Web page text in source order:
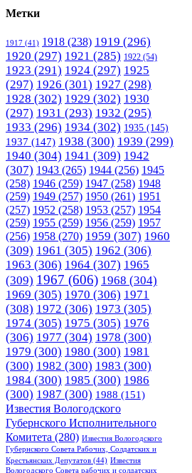
Метки
1917 (41) 1918 (238) 1919 (296)
1920 (297) 1921 (285) 1922 (54)
1923 (291) 1924 (297) 1925
(297) 1926 (301) 1927 (298)
1928 (302) 1929 (302) 1930
(297) 1931 (293) 1932 (295)
1933 (296) 1934 (302) 1935 (145)
1937 (147) 1938 (300) 1939 (299)
1940 (304) 1941 (309) 1942
(307) 1943 (265) 1944 (256) 1945
(258) 1946 (259) 1947 (258) 1948
(259) 1949 (257) 1950 (261) 1951
(257) 1952 (258) 1953 (257) 1954
(259) 1955 (259) 1956 (259) 1957
(256) 1958 (270) 1959 (307) 1960
(309) 1961 (305) 1962 (306)
1963 (306) 1964 (307) 1965
(309) 1967 (606) 1968 (304)
1969 (305) 1970 (306) 1971
(308) 1972 (306) 1973 (305)
1974 (305) 1975 (305) 1976
(306) 1977 (304) 1978 (300)
1979 (300) 1980 (300) 1981
(300) 1982 (300) 1983 (300)
1984 (300) 1985 (300) 1986
(300) 1987 (300) 1988 (151)
Известия Вологодского
Губернского Исполнительного
Комитета (280) Известия Вологодского
Губернского Совета Рабочих, Солдатских и
Крестьянских Депутатов (44) Известия
Вологодского Совета рабочих и солдатских